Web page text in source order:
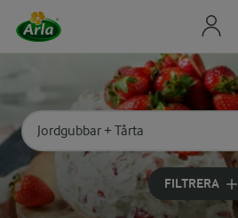
Sök på kategori eller ingrediens
Skriv in sökord för att få förslag
FILTRERA